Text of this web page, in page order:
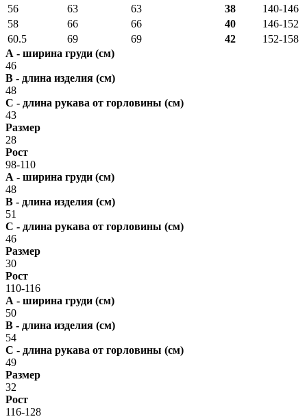
56
63 63 38
140-146
58
66 66 40
146-152
60.5
69 69 42
152-158
А - ширина груди (см)
46
В - длина изделия (см)
48
С - длина рукава от горловины (см)
43
Размер
28
Рост
98-110
А - ширина груди (см)
48
В - длина изделия (см)
51
С - длина рукава от горловины (см)
46
Размер
30
Рост
110-116
А - ширина груди (см)
50
В - длина изделия (см)
54
С - длина рукава от горловины (см)
49
Размер
32
Рост
116-128